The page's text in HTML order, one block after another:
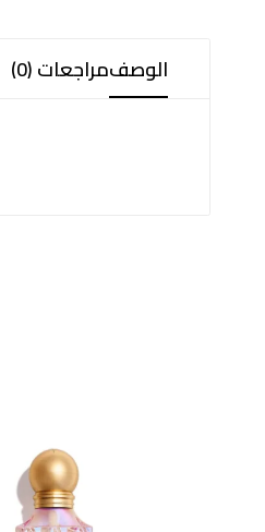
الوصفمراجعات (0)